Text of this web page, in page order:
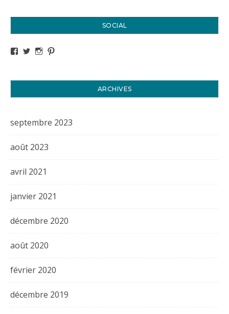
SOCIAL
Voir le profil de titval35 sur Facebook
Voir le profil de titval35 sur Twitter
Voir le profil de titval35 sur Instagram
ARCHIVES
septembre 2023
août 2023
avril 2021
janvier 2021
décembre 2020
août 2020
février 2020
décembre 2019